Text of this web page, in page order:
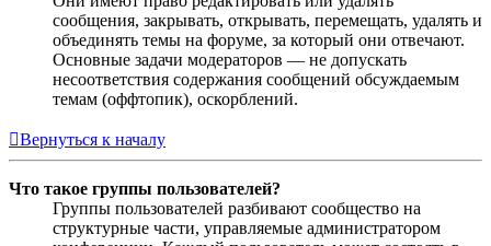
сообщения, закрывать, открывать, перемещать, удалять и
объединять темы на форуме, за который они отвечают.
Основные задачи модераторов — не допускать
несоответствия содержания сообщений обсуждаемым
темам (оффтопик), оскорблений.
Вернуться к началу
Что такое группы пользователей?
Группы пользователей разбивают сообщество на
структурные части, управляемые администратором